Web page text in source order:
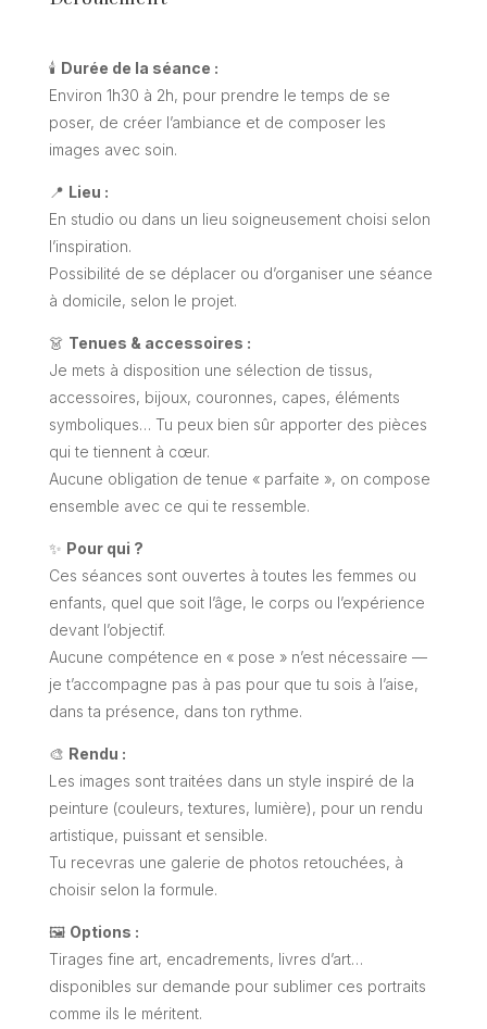
🕯 Durée de la séance :
Environ 1h30 à 2h, pour prendre le temps de se
poser, de créer l’ambiance et de composer les
images avec soin.
📍 Lieu :
En studio ou dans un lieu soigneusement choisi selon
l’inspiration.
Possibilité de se déplacer ou d’organiser une séance
à domicile, selon le projet.
👗 Tenues & accessoires :
Je mets à disposition une sélection de tissus,
accessoires, bijoux, couronnes, capes, éléments
symboliques… Tu peux bien sûr apporter des pièces
qui te tiennent à cœur.
Aucune obligation de tenue « parfaite », on compose
ensemble avec ce qui te ressemble.
✨ Pour qui ?
Ces séances sont ouvertes à toutes les femmes ou
enfants, quel que soit l’âge, le corps ou l’expérience
devant l’objectif.
Aucune compétence en « pose » n’est nécessaire —
je t’accompagne pas à pas pour que tu sois à l’aise,
dans ta présence, dans ton rythme.
🎨 Rendu :
Les images sont traitées dans un style inspiré de la
peinture (couleurs, textures, lumière), pour un rendu
artistique, puissant et sensible.
Tu recevras une galerie de photos retouchées, à
choisir selon la formule.
🖼️ Options :
Tirages fine art, encadrements, livres d’art…
disponibles sur demande pour sublimer ces portraits
comme ils le méritent.